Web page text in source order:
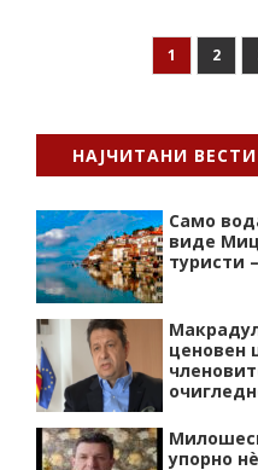
1 2
НАЈЧИТАНИ ВЕСТИ
Само
виде
туристи
ценовен
упорно